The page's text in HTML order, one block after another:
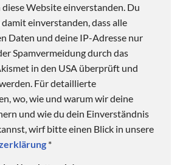
Website einverstanden. Du
einverstanden, dass alle
Daten und deine IP-Adresse nur
Spamvermeidung durch das
in den USA überprüft und
Für detaillierte
wo, wie und warum wir deine
und wie du dein Einverständnis
wirf bitte einen Blick in unsere
*